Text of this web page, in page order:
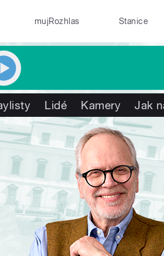
mujRozhlas Stanice
Lidé Kamery Jak